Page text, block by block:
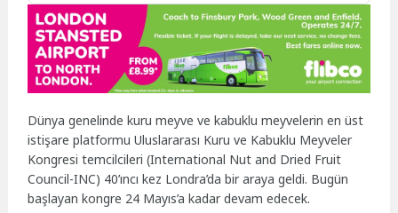
Dünya genelinde kuru meyve ve kabuklu meyvelerin en üst
istişare platformu Uluslararası Kuru ve Kabuklu Meyveler
Kongresi temcilcileri (International Nut and Dried Fruit
Council-INC) 40’ıncı kez Londra’da bir araya geldi. Bugün
başlayan kongre 24 Mayıs’a kadar devam edecek.